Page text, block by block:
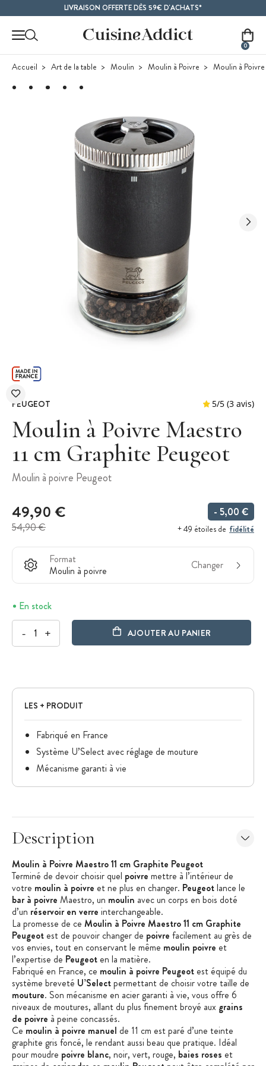
LIVRAISON OFFERTE DÈS 59€ D'ACHATS*
0
Accueil Art de la table Moulin Moulin à Poivre Moulin à
PEUGEOT
Moulin à Poivre Maestro
11 cm Graphite Peugeot
Moulin à poivre Peugeot
49,90 €
54,90 €
- 5,00 €
+ 49 étoiles de fidélité
Format
Moulin à poivre
Changer
En stock
- + AJOUTER AU PANIER
LES + PRODUIT
Fabriqué en France
Système U’Select avec réglage de mouture
Mécanisme garanti à vie
Description
Moulin à Poivre Maestro 11 cm Graphite Peugeot
Terminé de devoir choisir quel poivre mettre à l’intérieur de
votre moulin à poivre et ne plus en changer. Peugeotlance le
bar à poivre Maestro, un moulin avec un corps en bois doté
d’un réservoir en verre interchangeable.
La promesse de ce Moulin à Poivre Maestro 11 cm Graphite
Peugeot est de pouvoir changer de poivre facilement au grès de
vos envies, tout en conservant le même moulin poivre et
l’expertise de Peugeot en la matière.
Fabriqué en France, ce moulin à poivre Peugeot est équipé du
système breveté U’Selectpermettant de choisir votre taille de
mouture. Son mécanisme en acier garanti à vie, vous offre 6
niveaux de moutures, allant du plus finement broyé aux grains
de poivre à peine concassés.
Ce moulin à poivre manuel de 11 cm est paré d’une teinte
graphite gris foncé, le rendant aussi beau que pratique. Idéal
pour moudre poivre blanc, noir, vert, rouge, baies roses et